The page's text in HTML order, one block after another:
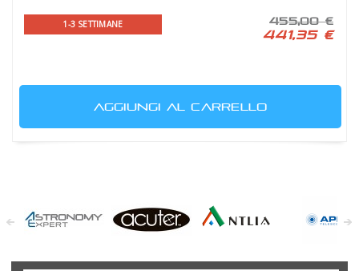
1-3 SETTIMANE 455,00 €
441,35 €
AGGIUNGI AL CARRELLO